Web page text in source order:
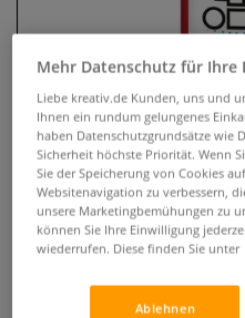
Marabu do it
Mehr Datenschutz für Ihre
Liebe kreativ.de Kunden, uns und
Ihnen ein rundum gelungenes
haben Datenschutzgrundsätze wie
Sicherheit höchste Priorität. Wenn
Sie der Speicherung von Cookies
Websitenavigation zu verbessern,
unsere Marketingbemühungen zu
können Sie Ihre Einwilligung
wiederrufen. Diese finden Sie unter
Ablehnen